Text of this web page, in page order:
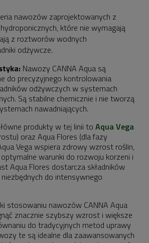
nawozów zaprojektowanych z
które nie wymagają
z roztworów wodnych
odżywcze.
Nawozy CANNA Aqua są
do precyzyjnego kontrolowania
odżywczych w systemach
Są stabilne chemicznie i nie tworzą
nawadniających.
produkty w tej linii to Aqua Vega
oraz Aqua Flores (dla fazy
Vega wspiera zdrowy wzrost roślin,
warunki do rozwoju korzeni i
Aqua Flores dostarcza składników
do intensywnego
stosowaniu nawozów CANNA Aqua
znacznie szybszy wzrost i większe
do tradycyjnych metod uprawy
te są idealne dla zaawansowanych